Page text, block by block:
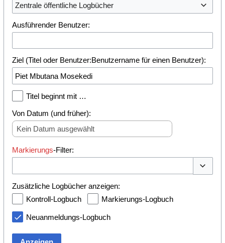
Zentrale öffentliche Logbücher
Ausführender Benutzer:
Ziel (Titel oder Benutzer:Benutzername für einen Benutzer):
Titel beginnt mit …
Von Datum (und früher):
Kein Datum ausgewählt
Markierungs-Filter:
Zusätzliche Logbücher anzeigen:
Kontroll-Logbuch
Markierungs-Logbuch
Neuanmeldungs-Logbuch